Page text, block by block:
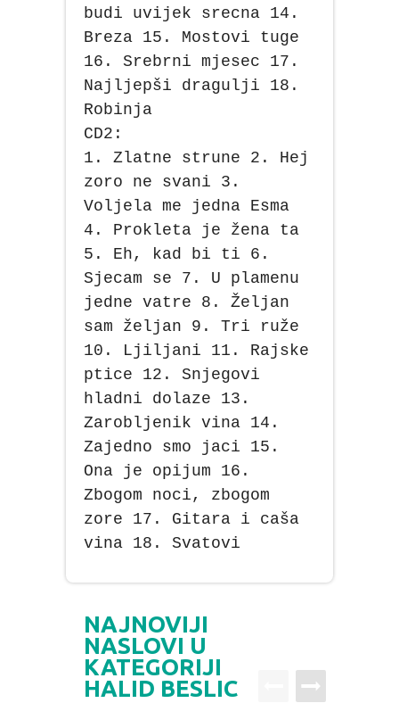
budi uvijek srecna 14.
Breza 15. Mostovi tuge
16. Srebrni mjesec 17.
Najljepši dragulji 18.
Robinja
CD2:
1. Zlatne strune 2. Hej
zoro ne svani 3.
Voljela me jedna Esma
4. Prokleta je žena ta
5. Eh, kad bi ti 6.
Sjecam se 7. U plamenu
jedne vatre 8. Željan
sam željan 9. Tri ruže
10. Ljiljani 11. Rajske
ptice 12. Snjegovi
hladni dolaze 13.
Zarobljenik vina 14.
Zajedno smo jaci 15.
Ona je opijum 16.
Zbogom noci, zbogom
zore 17. Gitara i caša
vina 18. Svatovi
NAJNOVIJI
NASLOVI U
KATEGORIJI
HALID BESLIC